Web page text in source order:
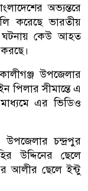
অভ্যন্তরে
করেছে ভারতীয়
ঘটনায় কেউ আহত
উপজেলার
পিলার সীমান্তে এ
এর ভিডিও
চন্দ্রপুর
উদ্দিনের ছেলে
আলীর ছেলে ইন্টু